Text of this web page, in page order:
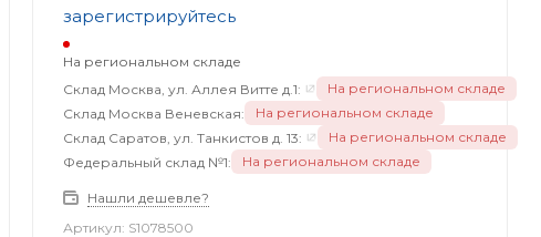
зарегистрируйтесь
На региональном складе
Склад Москва, ул. Аллея Витте д.1:
На региональном складе
Склад Москва Веневская:
На региональном складе
Склад Саратов, ул. Танкистов д. 13:
На региональном складе
Федеральный склад №1:
На региональном складе
Нашли дешевле?
Артикул: S1078500